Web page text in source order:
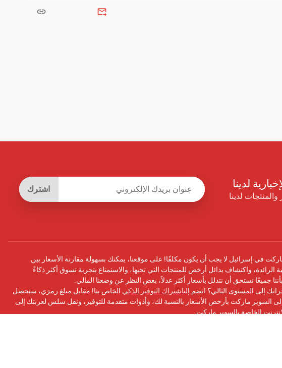
forward_to_inbox
link
لدينا
لدينا
اشترك
في إسرائيل لا يجب أن يكون مكلفًا! على موقعنا، يمكنك بسهولة مقارنة الأسعار بين
الرائدة، واكتشاف بدائل أرخص للمنتجات التي تحبها، والاستمتاع بتجربة تسوق أكثر ذكاءً
بأننا جميعًا نستحق أن نتدلل بأسعار أكثر عدلاً، بغض النظر عن وضعنا المالي.
إلى المستوى التالي؟ انضم إلىاشتراك التوفير الذكي الخاص بنا! مقابل مبلغ رمزي، ستحصل
ماركت بأرخص الأسعار بالنسبة لك، وأدوات متقدمة للتوفير، ونقل سلس لعربتك إلى
الخاصة بالسوبر ماركت.